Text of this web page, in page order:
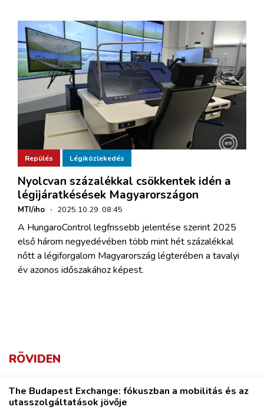
Repülés Légiközlekedés
Nyolcvan százalékkal csökkentek idén a
légijáratkésések Magyarországon
MTI/iho · 2025.10.29. 08:45
A HungaroControl legfrissebb jelentése szerint 2025
első három negyedévében több mint hét százalékkal
nőtt a légiforgalom Magyarország légterében a tavalyi
év azonos időszakához képest.
RÖVIDEN
The Budapest Exchange: fókuszban a mobilitás és az
utasszolgáltatások jövője